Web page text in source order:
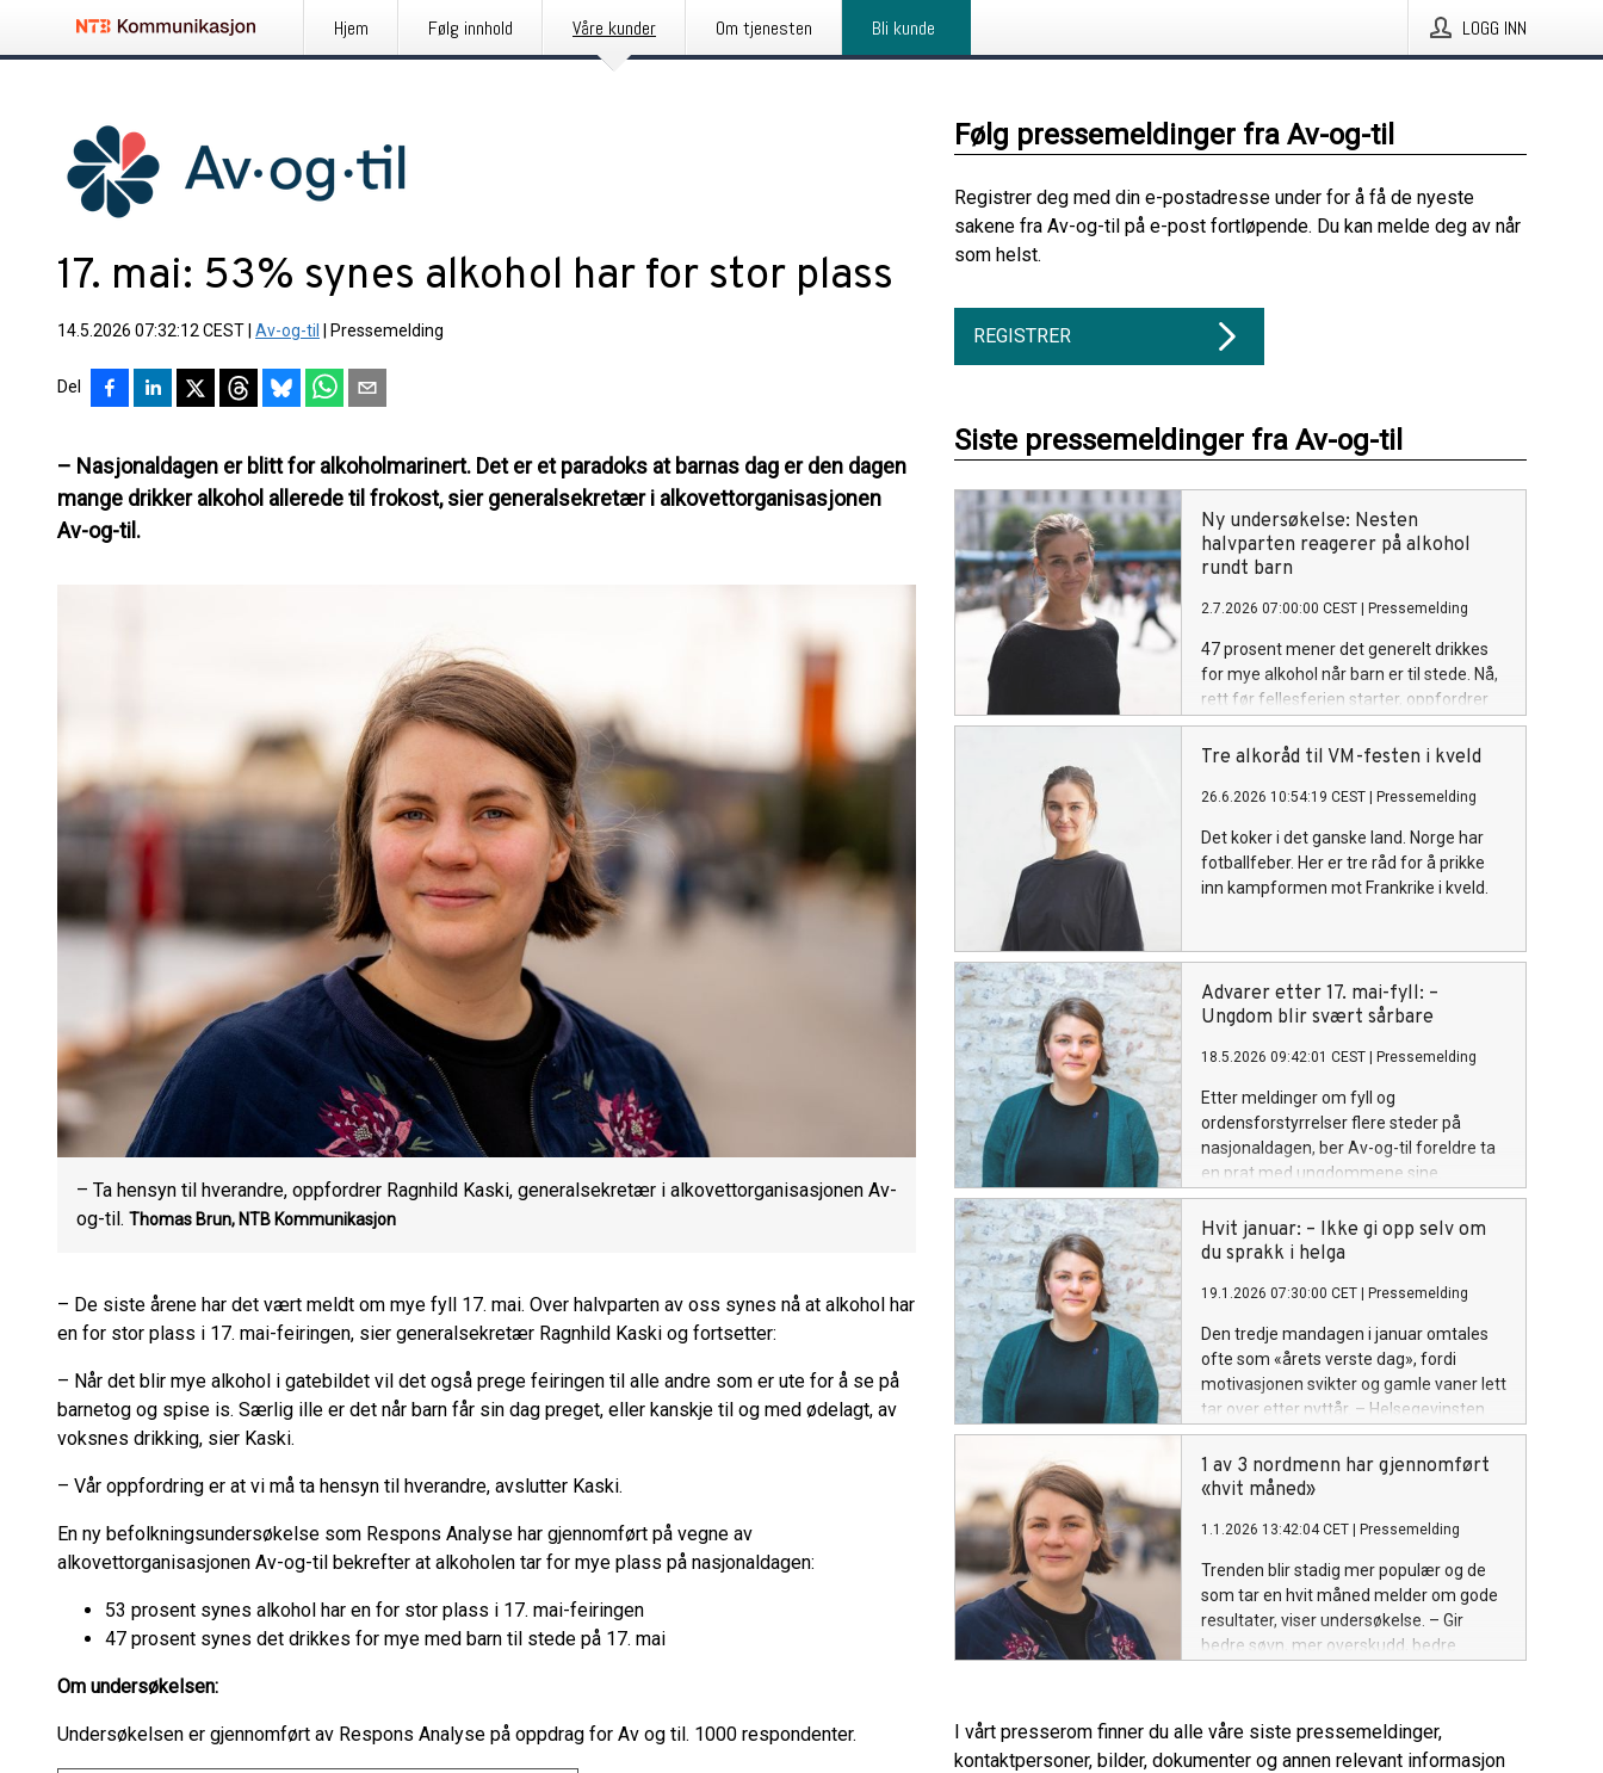
Hjem Følg innhold Våre kunder Om tjenesten Bli kunde LOGG INN
17. mai: 53% synes alkohol har for stor plass
14.5.2026 07:32:12 CEST Av-og-til Pressemelding
Del
– Nasjonaldagen er blitt for alkoholmarinert. Det er et paradoks at barnas dag er den dagen
mange drikker alkohol allerede til frokost, sier generalsekretær i alkovettorganisasjonen
Av-og-til.
– Ta hensyn til hverandre, oppfordrer Ragnhild Kaski, generalsekretær i alkovettorganisasjonen Av-
og-til. Thomas Brun, NTB Kommunikasjon
– De siste årene har det vært meldt om mye fyll 17. mai. Over halvparten av oss synes nå at alkohol har
en for stor plass i 17. mai-feiringen, sier generalsekretær Ragnhild Kaski og fortsetter:
– Når det blir mye alkohol i gatebildet vil det også prege feiringen til alle andre som er ute for å se på
barnetog og spise is. Særlig ille er det når barn får sin dag preget, eller kanskje til og med ødelagt, av
voksnes drikking, sier Kaski.
– Vår oppfordring er at vi må ta hensyn til hverandre, avslutter Kaski.
En ny befolkningsundersøkelse som Respons Analyse har gjennomført på vegne av
alkovettorganisasjonen Av-og-til bekrefter at alkoholen tar for mye plass på nasjonaldagen:
53 prosent synes alkohol har en for stor plass i 17. mai-feiringen
47 prosent synes det drikkes for mye med barn til stede på 17. mai
Om undersøkelsen:
Undersøkelsen er gjennomført av Respons Analyse på oppdrag for Av og til. 1000 respondenter.
Følg pressemeldinger fra Av-og-til
Registrer deg med din e-postadresse under for å få de nyeste
sakene fra Av-og-til på e-post fortløpende. Du kan melde deg av når
som helst.
REGISTRER
Siste pressemeldinger fra Av-og-til
Ny undersøkelse: Nesten
halvparten reagerer på alkohol
rundt barn
2.7.2026 07:00:00 CEST Pressemelding
47 prosent mener det generelt drikkes
for mye alkohol når barn er til stede. Nå,
rett før fellesferien starter, oppfordrer
Av-og-til voksne til å være bevisste på
hvor mye de drikker sammen med barn.
Tre alkoråd til VM-festen i kveld
26.6.2026 10:54:19 CEST Pressemelding
Det koker i det ganske land. Norge har
fotballfeber. Her er tre råd for å prikke
inn kampformen mot Frankrike i kveld.
Advarer etter 17. mai-fyll: –
Ungdom blir svært sårbare
18.5.2026 09:42:01 CEST Pressemelding
Etter meldinger om fyll og
ordensforstyrrelser flere steder på
nasjonaldagen, ber Av-og-til foreldre ta
en prat med ungdommene sine.
Hvit januar: – Ikke gi opp selv om
du sprakk i helga
19.1.2026 07:30:00 CET Pressemelding
Den tredje mandagen i januar omtales
ofte som «årets verste dag», fordi
motivasjonen svikter og gamle vaner lett
tar over etter nyttår. – Helsegevinsten
forsvinner ikke selv om du drakk i helga,
sier generalsekretær Ragnhild Kaski i
alkovettorganisasjonen Av-og-til.
1 av 3 nordmenn har gjennomført
«hvit måned»
1.1.2026 13:42:04 CET Pressemelding
Trenden blir stadig mer populær og de
som tar en hvit måned melder om gode
resultater, viser undersøkelse. – Gir
bedre søvn, mer overskudd, bedre
I vårt presserom finner du alle våre siste pressemeldinger,
kontaktpersoner, bilder, dokumenter og annen relevant informasjon